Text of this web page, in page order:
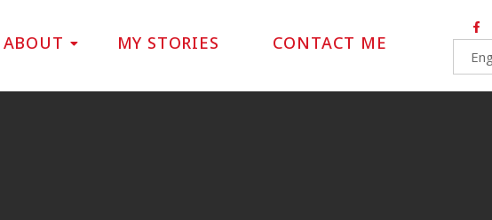
ABOUT MY STORIES CONTACT ME